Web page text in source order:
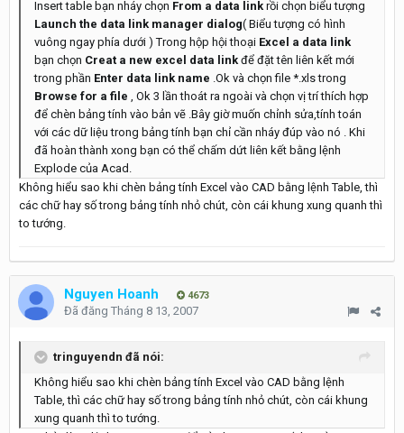
Insert table bạn nháy chọn From a data link rồi chọn biểu tượng
Launch the data link manager dialog( Biểu tượng có hình
vuông ngay phía dưới ) Trong hộp hội thoại Excel a data link
bạn chọn Creat a new excel data link để đặt tên liên kết mới
trong phần Enter data link name .Ok và chọn file *.xls trong
Browse for a file , Ok 3 lần thoát ra ngoài và chọn vị trí thích hợp
để chèn bảng tính vào bản vẽ .Bây giờ muốn chỉnh sửa,tính toán
với các dữ liệu trong bảng tính bạn chỉ cần nháy đúp vào nó . Khi
đã hoàn thành xong bạn có thể chấm dứt liên kết bằng lệnh
Explode của Acad.
Không hiểu sao khi chèn bảng tính Excel vào CAD bằng lệnh Table, thì
các chữ hay số trong bảng tính nhỏ chút, còn cái khung xung quanh thì
to tướng.
Nguyen Hoanh 4673
Đã đăng Tháng 8 13, 2007
tringuyendn đã nói:
Không hiểu sao khi chèn bảng tính Excel vào CAD bằng lệnh
Table, thì các chữ hay số trong bảng tính nhỏ chút, còn cái khung
xung quanh thì to tướng.